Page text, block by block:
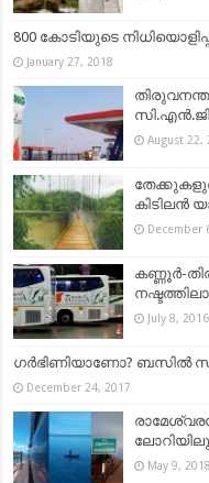
800 കോടിയുടെ
January 27, 2018
August 22,
കിടിലന്‍
December
കണ്ണൂര്‍-
July 8, 2016
ഗർഭിണിയാണോ? ബസിൽ
December 24, 2017
May 9, 2018